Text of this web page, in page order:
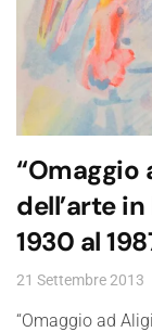
“Omaggio
dell’arte
1930 al
21 Settembre 2013
“Omaggio ad